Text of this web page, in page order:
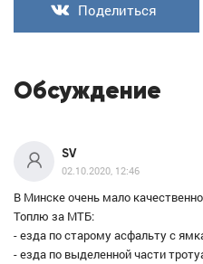
Поделиться
Обсуждение
SV
02.10.2020, 12:46
В Минске очень мало
Топлю за МТБ:
- езда по старому асфальту с
- езда по выделенной части